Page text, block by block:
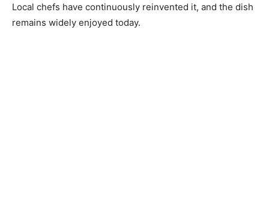
Local chefs have continuously reinvented it, and the dish
remains widely enjoyed today.